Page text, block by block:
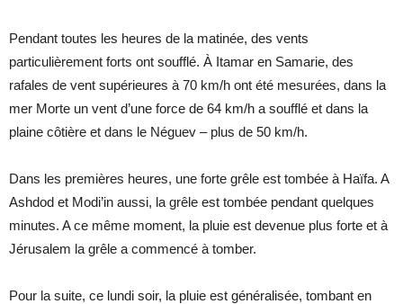
Pendant toutes les heures de la matinée, des vents
particulièrement forts ont soufflé. À Itamar en Samarie, des
rafales de vent supérieures à 70 km/h ont été mesurées, dans la
mer Morte un vent d’une force de 64 km/h a soufflé et dans la
plaine côtière et dans le Néguev – plus de 50 km/h.
Dans les premières heures, une forte grêle est tombée à Haïfa. A
Ashdod et Modi’in aussi, la grêle est tombée pendant quelques
minutes. A ce même moment, la pluie est devenue plus forte et à
Jérusalem la grêle a commencé à tomber.
Pour la suite, ce lundi soir, la pluie est généralisée, tombant en